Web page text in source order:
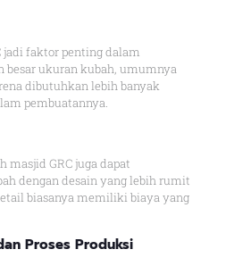
jadi faktor penting dalam
besar ukuran kubah, umumnya
dibutuhkan lebih banyak
pembuatannya.
masjid GRC juga dapat
dengan desain yang lebih rumit
biasanya memiliki biaya yang
Proses Produksi